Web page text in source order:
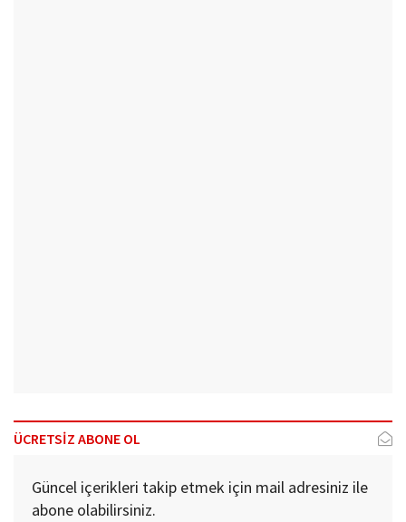
ÜCRETSİZ ABONE OL
Güncel içerikleri takip etmek için mail adresiniz ile
abone olabilirsiniz.